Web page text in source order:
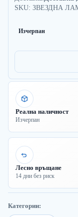
SKU: ЗВЕЗДНА
Изчерпан
Реална наличност
Изчерпан
Лесно връщане
14 дни без риск
Категории: